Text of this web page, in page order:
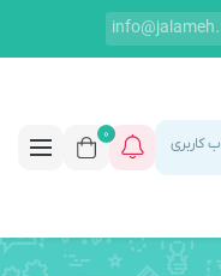
کاربری
0